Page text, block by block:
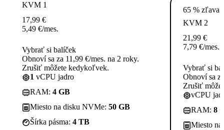
KVM 1
17,99 €
5,49 €/mes.
Vybrať si balíček
Obnoví sa za 11,99 €/mes. na 2 roky.
Zrušiť môžete kedykoľvek.
1 vCPU jadro
RAM: 4 GB
Miesto na disku NVMe: 50 GB
Šírka pásma: 4 TB
65 % zľava
KVM 2
21,99 €
7,79 €/mes.
Vybrať si
Obnoví sa
Zrušiť
vCPU
RAM: 8
Miesto